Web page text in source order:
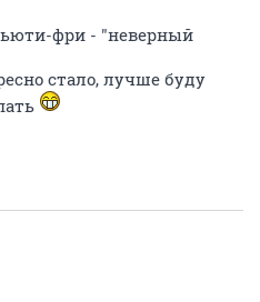
фри - "неверный
стало, лучше буду